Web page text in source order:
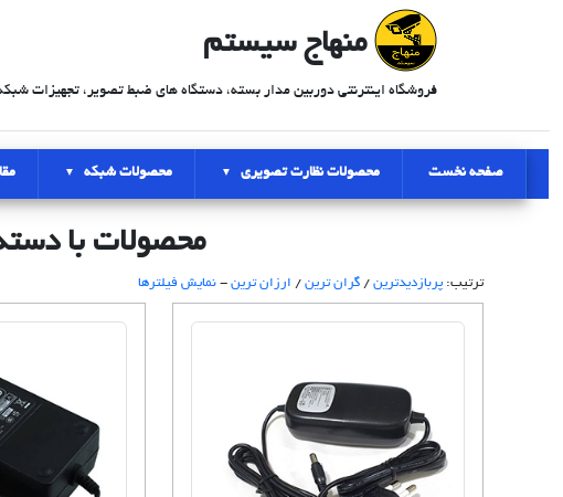
منهاج سیستم
فروشگاه اینترنتی دوربین مدار بسته، دستگاه های ضبط تصویر، تجهیزات
صفحه نخست محصولات نظارت تصویری محصولات شبکه
محصولات با
ترتیب: پربازدیدترین / گران ترین / ارزان ترین - نمایش فیلترها